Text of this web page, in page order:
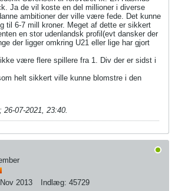
Ja de vil koste en del millioner i diverse
ambitioner der ville være fede. Det kunne
til 6-7 mill kroner. Meget af dette er sikkert
en stor udenlandsk profil(evt dansker der
der ligger omkring U21 eller lige har gjort
være flere spillere fra 1. Div der er sidst i
helt sikkert ville kunne blomstre i den
; 26-07-2021, 23:40.
Nov 2013 Indlæg: 45729